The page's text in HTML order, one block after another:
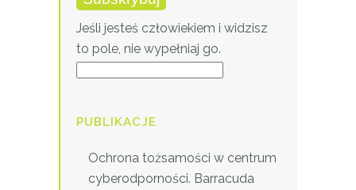
Jeśli jesteś człowiekiem i widzisz
to pole, nie wypełniaj go.
PUBLIKACJE
Ochrona tożsamości w centrum
cyberodporności. Barracuda